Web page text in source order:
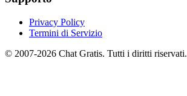
Privacy Policy
Termini di Servizio
© 2007-2026 Chat Gratis. Tutti i diritti riservati.